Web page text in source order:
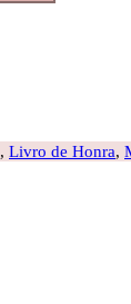
, Livro de Honra,